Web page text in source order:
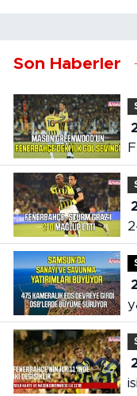
Son Haberler